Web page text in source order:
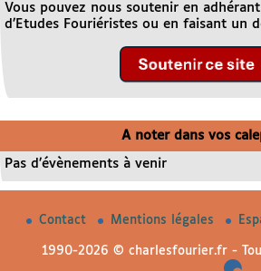
Vous pouvez nous soutenir en adhérant
d’Etudes Fouriéristes ou en faisant un
A noter dans vos
Pas d’évènements à venir
Contact Mentions légales
1990-2026 © charlesfourier.fr -